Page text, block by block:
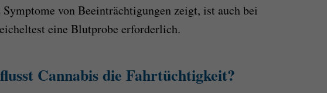
von Beeinträchtigungen zeigt, ist auch bei
eine Blutprobe erforderlich.
Cannabis die Fahrtüchtigkeit?